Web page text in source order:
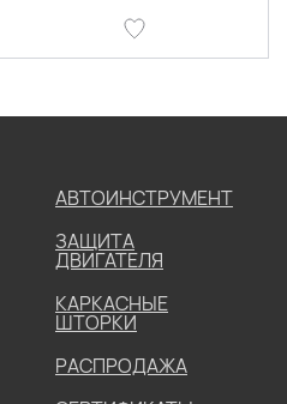
АВТОИНСТРУМЕНТ
ЗАЩИТА
ДВИГАТЕЛЯ
КАРКАСНЫЕ
ШТОРКИ
РАСПРОДАЖА